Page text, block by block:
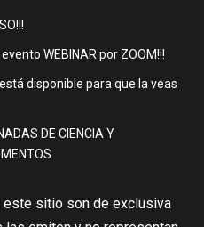
WEBINAR por ZOOM!!!
disponible para que la veas
DE CIENCIA Y
sitio son de exclusiva